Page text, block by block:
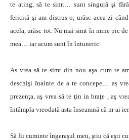
te ating, să te simt… sunt singură şi fără
fericită şi am distrus-o; urăsc acea zi
acela, urăsc tot. Nu mai simt în mine pic
mea… iar acum sunt în întuneric.
As vrea să te simt din nou aşa cum te
deschişi înainte de a te concepe… aș
prezenţa, aş vrea să te ţin in braţe , aş
întâmpla vreodată asta înseamnă că m-ai
Să fii cuminte îngeraşul meu, ştiu că eşti